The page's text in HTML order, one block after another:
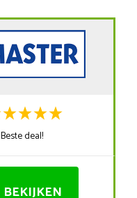
Beste deal!
BEKIJKEN